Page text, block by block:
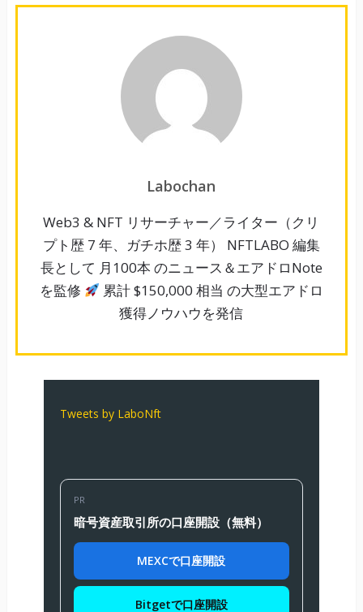
Labochan
Web3 & NFT リサーチャー／ライター（クリ
プト歴 7 年、ガチホ歴 3 年） NFTLABO 編集
長として 月100本 のニュース＆エアドロNote
を監修
累計 $150,000 相当 の大型エアドロ
獲得ノウハウを発信
Tweets by LaboNft
PR
暗号資産取引所の口座開設（無料）
MEXCで口座開設
Bitgetで口座開設